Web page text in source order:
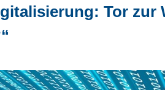
Tor zur